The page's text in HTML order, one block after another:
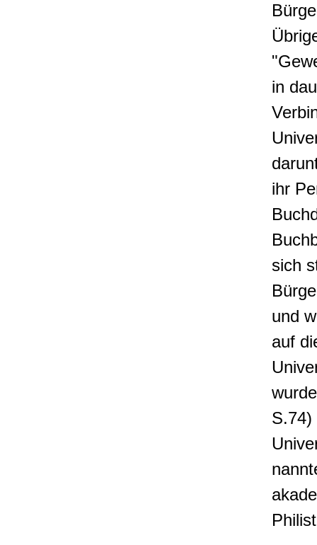
in
ihr
sich
und
auf
S.74)